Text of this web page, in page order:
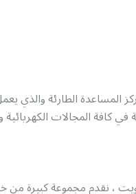
المساعدة الطارئة والذي
كافة المجالات الكهربائية
، نقدم مجموعة كبيرة